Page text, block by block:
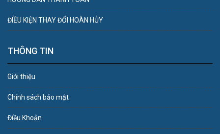
ĐIỀU KIỆN THAY ĐỔI HOÀN HỦY
THÔNG TIN
Giới thiệu
Chính sách bảo mật
Điều Khoản